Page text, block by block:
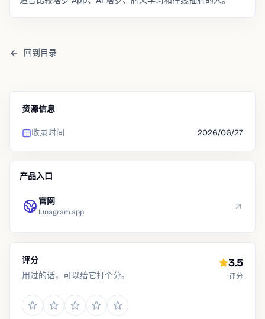
回到目录
资源信息
收录时间 2026/06/27
产品入口
官网
lunagram.app
评分
用过的话，可以给它打个分。
3.5
评分